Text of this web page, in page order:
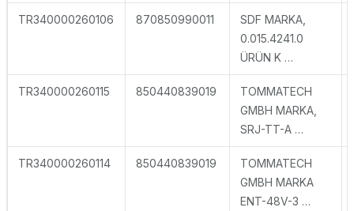
TR340000260106 870850990011
SDF MARKA,
0.015.4241.0
ÜRÜN K …
TR340000260115 850440839019
TOMMATECH
GMBH MARKA,
SRJ-TT-A …
TR340000260114 850440839019
TOMMATECH
GMBH MARKA
ENT-48V-3 …